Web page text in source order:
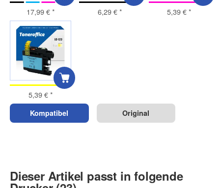
17,99 €* 6,29 €* 5,39 €*
5,39 €*
Kompatibel Original
Dieser Artikel passt in folgende